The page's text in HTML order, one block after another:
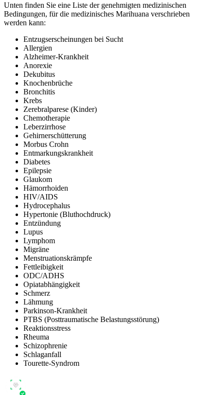
Unten finden Sie eine Liste der genehmigten medizinischen
Bedingungen, für die medizinisches Marihuana verschrieben
werden kann:
Entzugserscheinungen bei Sucht
Allergien
Alzheimer-Krankheit
Anorexie
Dekubitus
Knochenbrüche
Bronchitis
Krebs
Zerebralparese (Kinder)
Chemotherapie
Leberzirrhose
Gehirnerschütterung
Morbus Crohn
Entmarkungskrankheit
Diabetes
Epilepsie
Glaukom
Hämorrhoiden
HIV/AIDS
Hydrocephalus
Hypertonie (Bluthochdruck)
Entzündung
Lupus
Lymphom
Migräne
Menstruationskrämpfe
Fettleibigkeit
ODC/ADHS
Opiatabhängigkeit
Schmerz
Lähmung
Parkinson-Krankheit
PTBS (Posttraumatische Belastungsstörung)
Reaktionsstress
Rheuma
Schizophrenie
Schlaganfall
Tourette-Syndrom